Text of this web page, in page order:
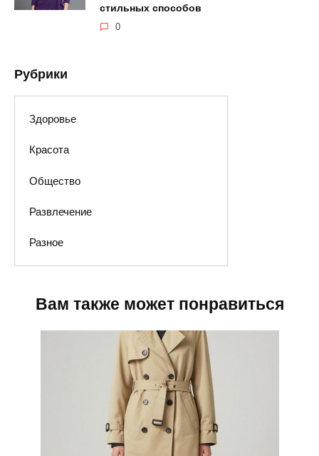
стильных способов
0
Рубрики
Здоровье
Красота
Общество
Развлечение
Разное
Вам также может понравиться